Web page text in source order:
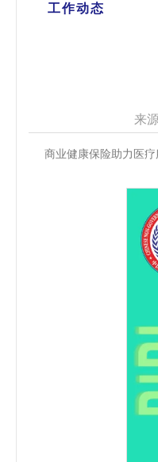
工作动态
来
商业健康保险助力医疗